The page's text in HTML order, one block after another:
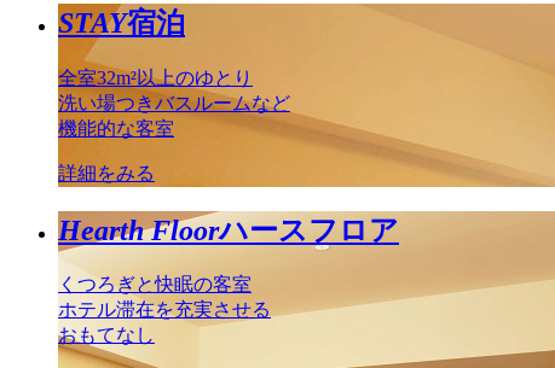
STAY宿泊
全室32m²以上のゆとり
洗い場つきバスルームなど
機能的な客室
詳細をみる
Hearth Floorハースフロア
くつろぎと快眠の客室
ホテル滞在を充実させる
おもてなし